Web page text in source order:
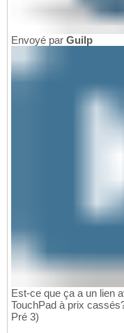
Envoyé par Guilp
Est-ce que ça a un lien
TouchPad à prix
Pré 3)